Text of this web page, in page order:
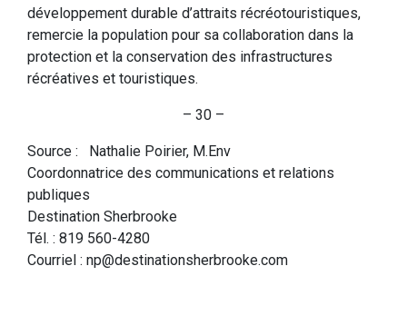
développement durable d’attraits récréotouristiques,
remercie la population pour sa collaboration dans la
protection et la conservation des infrastructures
récréatives et touristiques.
– 30 –
Source : Nathalie Poirier, M.Env
Coordonnatrice des communications et relations
publiques
Destination Sherbrooke
Tél. : 819 560-4280
Courriel : np@destinationsherbrooke.com